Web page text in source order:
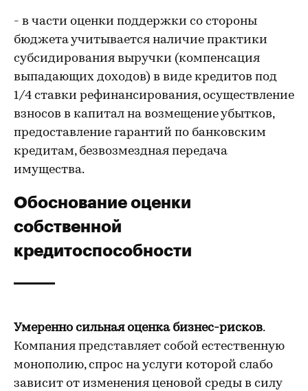
- в части оценки поддержки со стороны
бюджета учитывается наличие практики
субсидирования выручки (компенсация
выпадающих доходов) в виде кредитов под
1/4 ставки рефинансирования, осуществление
взносов в капитал на возмещение убытков,
предоставление гарантий по банковским
кредитам, безвозмездная передача
имущества.
Обоснование оценки
собственной
кредитоспособности
Умеренно сильная оценка бизнес-рисков.
Компания представляет собой естественную
монополию, спрос на услуги которой слабо
зависит от изменения ценовой среды в силу